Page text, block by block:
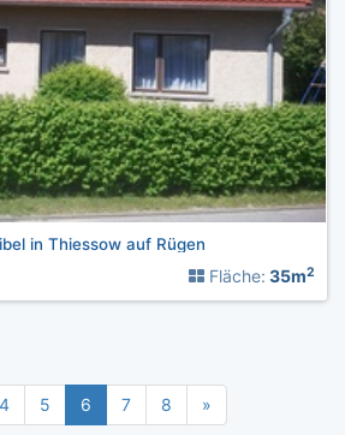
in Thiessow auf Rügen
Fläche: 35m2
4 5 6 7 8 »